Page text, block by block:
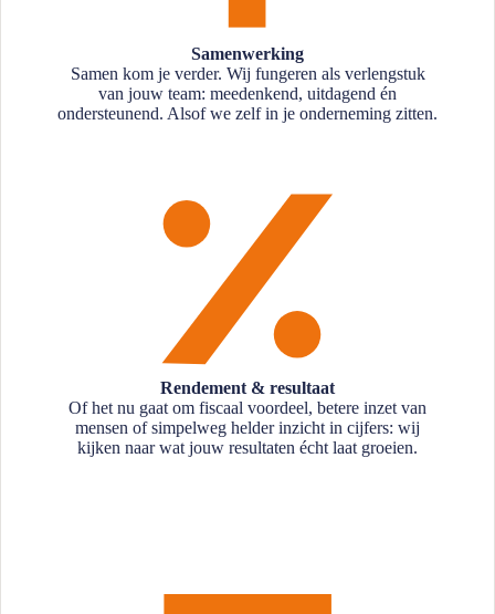
Samenwerking
Samen kom je verder. Wij fungeren als verlengstuk
van jouw team: meedenkend, uitdagend én
ondersteunend. Alsof we zelf in je onderneming zitten.
Rendement & resultaat
Of het nu gaat om fiscaal voordeel, betere inzet van
mensen of simpelweg helder inzicht in cijfers: wij
kijken naar wat jouw resultaten écht laat groeien.